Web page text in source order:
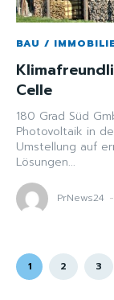
BAU /
Celle
180 Grad Süd
Photovoltaik in
Umstellung auf
Lösungen...
PrNews24 -
1 2 3